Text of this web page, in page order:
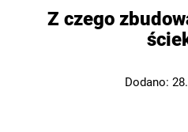
Z czego
Dodano: